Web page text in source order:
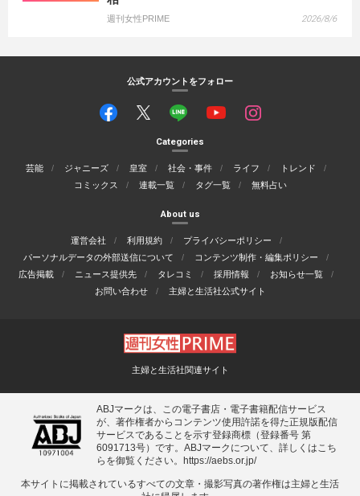
週刊女性PRIME 2026/8/6
公式アカウントをフォロー
Categories
芸能 ジャニーズ 皇室 社会・事件 ライフ
トレンド
コミックス
連載一覧 タグ一覧 無料占い
About us
運営会社 利用規約
プライバシーポリシー
パーソナルデータの外部送信について
コンテンツ制作・編集ポリシー
広告掲載
ニュース提供先 タレコミ 採用情報
お知らせ一覧
お問い合わせ
主婦と生活社公式サイト
主婦と生活社関連サイト
ABJマークは、この電子書店・電子書籍配信サービス
が、著作権者からコンテンツ使用許諾を得た正規版配信
サービスであることを示す登録商標（登録番号 第
6091713号）です。ABJマークについて、詳しくはこち
らを御覧ください。
https://aebs.or.jp/
本サイトに掲載されているすべての⽂章・撮影写真の著作権は主婦と⽣活